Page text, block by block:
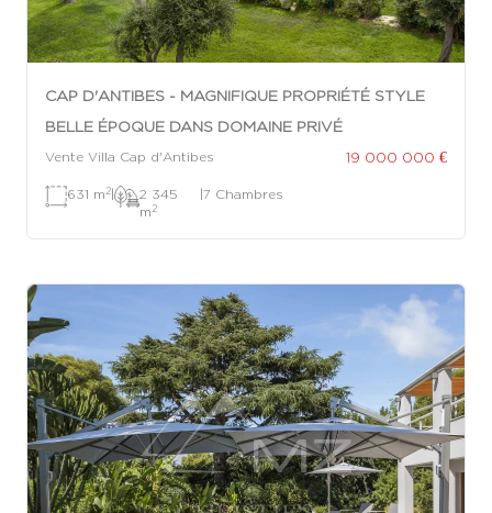
CAP D'ANTIBES - MAGNIFIQUE PROPRIÉTÉ STYLE
BELLE ÉPOQUE DANS DOMAINE PRIVÉ
Vente Villa Cap d'Antibes 19 000 000 €
631 m 2|
2 345
m 2
|7 Chambres